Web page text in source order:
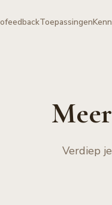
Toepassingen
Verdiep